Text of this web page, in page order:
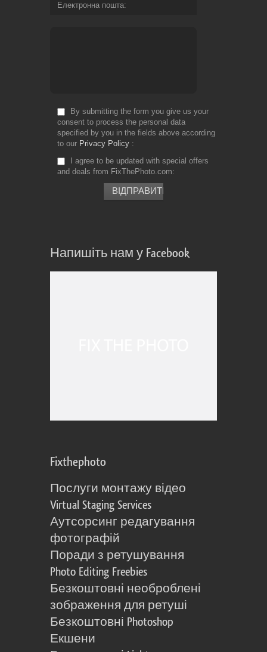
Електронна пошта
By submitting the form you give us your
consent to process the personal data
specified by you in the fields above according
to our Privacy Policy
I agree to be updated with special offers
and deals from FixThePhoto.com
Напишіть нам у Facebook
Fixthephoto
Послуги монтажу відео
Virtual Staging Services
Аутсорсинг редагування
фотографій
Поради з ретушування
Photo Editing Freebies
Безкоштовні необроблені
зображення для ретуші
Безкоштовні Photoshop
Екшени